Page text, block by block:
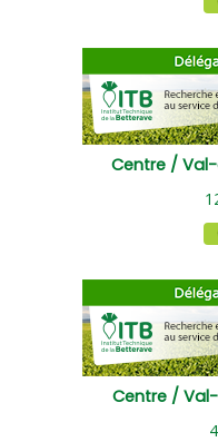
Centre / Val-
Centre /